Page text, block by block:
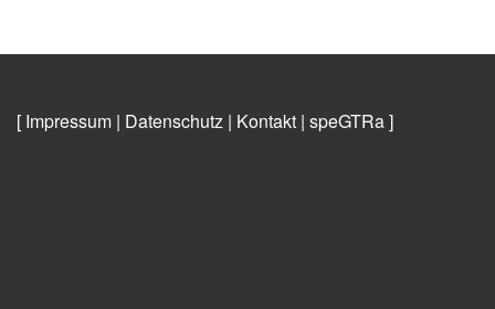
[ Impressum | Datenschutz | Kontakt | speGTRa]